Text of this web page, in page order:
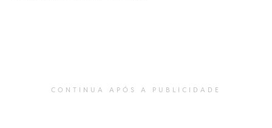
CONTINUA APÓS A PUBLICIDADE